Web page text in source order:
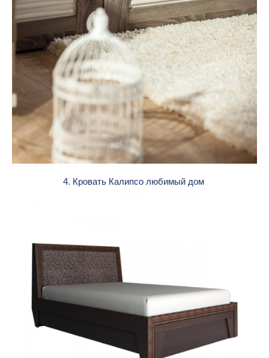
4. Кровать Калипсо любимый дом